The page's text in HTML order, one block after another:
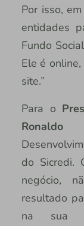
Por isso,
entidades
Fundo
Ele é
site.”
Para o
Ronaldo
do Sicredi.
negócio,
resultado
na sua